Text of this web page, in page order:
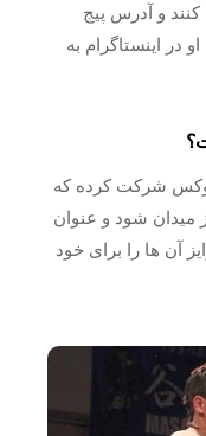
و آدرس پیج
در اینستاگرام به
شرکت کرده که
میدان شود و عنوان
آن ها را برای خود